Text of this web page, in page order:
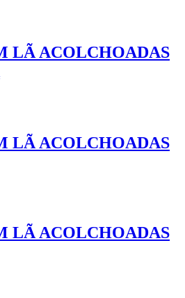
LÃ ACOLCHOADAS
LÃ ACOLCHOADAS
LÃ ACOLCHOADAS